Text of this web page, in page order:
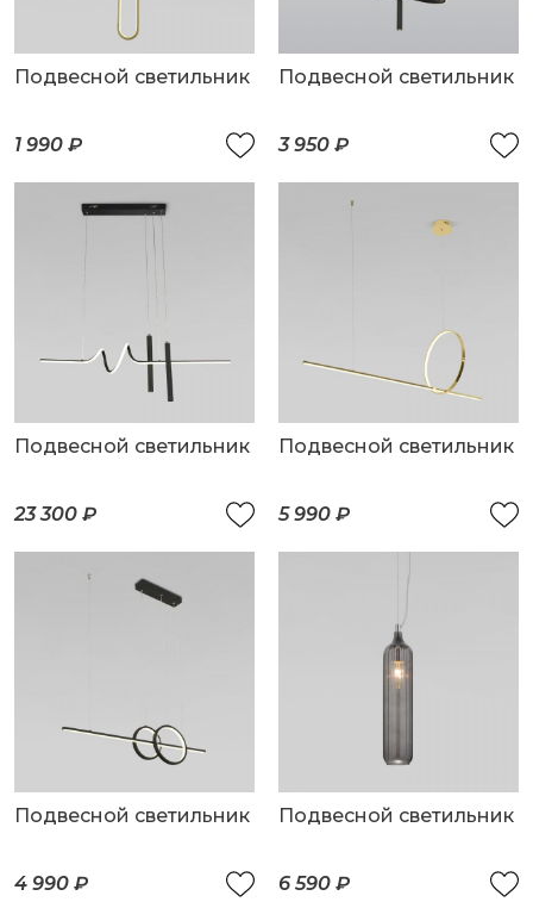
Подвесной светильник
1 990 ₽
Подвесной светильник
3 950 ₽
Подвесной светильник
23 300 ₽
Подвесной светильник
5 990 ₽
Подвесной светильник
4 990 ₽
Подвесной светильник
6 590 ₽